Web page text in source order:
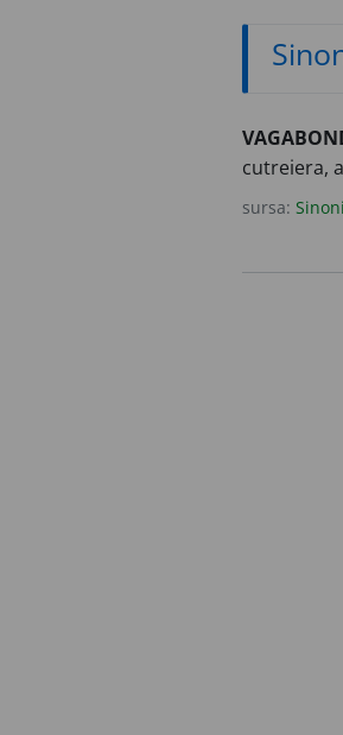
cutreiera,
sursa: